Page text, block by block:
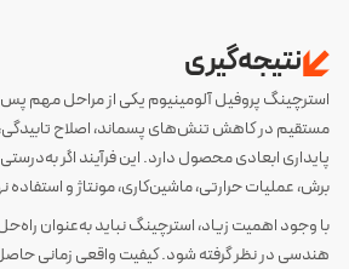
نتیجه‌گیری
استرچینگ پروفیل آلومینیوم یکی از مراحل مهم پس
مستقیم در کاهش تنش‌های پسماند، اصلاح
پایداری ابعادی محصول دارد. این فرآیند اگر
برش، عملیات حرارتی، ماشین‌کاری، مونتاژ و استفاده
با وجود اهمیت زیاد، استرچینگ نباید به‌عنوان
هندسی در نظر گرفته شود. کیفیت واقعی زمانی